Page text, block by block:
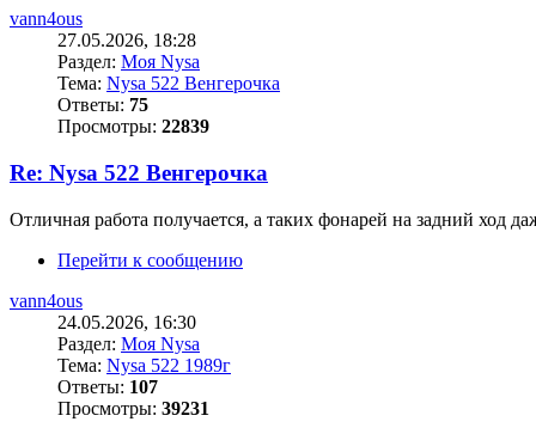
vann4ous
27.05.2026, 18:28
Раздел: Моя Nysa
Тема: Nysa 522 Венгерочка
Ответы: 75
Просмотры: 22839
Re: Nysa 522 Венгерочка
Отличная работа получается, а таких фонарей на задний ход
Перейти к сообщению
vann4ous
24.05.2026, 16:30
Раздел: Моя Nysa
Тема: Nysa 522 1989г
Ответы: 107
Просмотры: 39231